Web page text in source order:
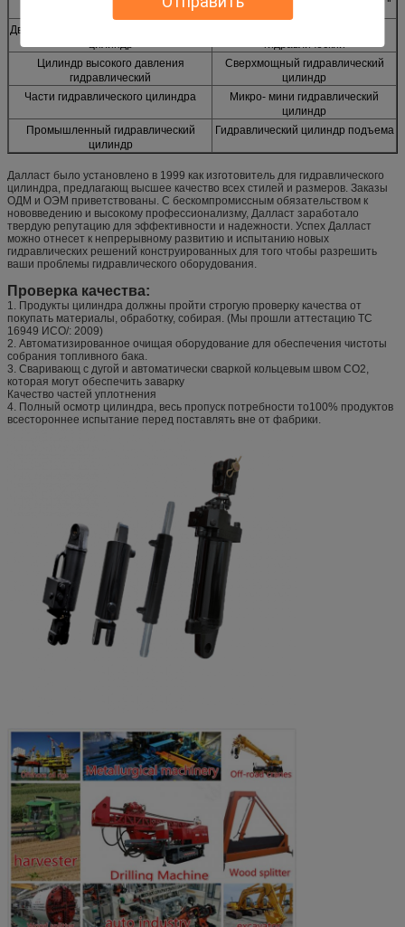
гидравлический цилиндр
Двойной действующий гидравлический
цилиндр
гидравлический
Цилиндр высокого давления
гидравлический
Сверхмощный гидравлический
цилиндр
Части гидравлического цилиндра
Микро- мини гидравлический
цилиндр
Промышленный гидравлический
цилиндр
Гидравлический цилиндр подъема
Далласт было установлено в 1999 как изготовитель для гидравлического
цилиндра, предлагающ высшее качество всех стилей и размеров. Заказы
ОДМ и ОЭМ приветствованы. С бескомпромиссным обязательством к
нововведению и высокому профессионализму, Далласт заработало
твердую репутацию для эффективности и надежности. Успех Далласт
можно отнесет к непрерывному развитию и испытанию новых
гидравлических решений конструированных для того чтобы разрешить
ваши проблемы гидравлического оборудования.
Проверка качества:
1. Продукты цилиндра должны пройти строгую проверку качества от
покупать материалы, обработку, собирая. (Мы прошли аттестацию ТС
16949 ИСО/: 2009)
2. Автоматизированное очищая оборудование для обеспечения чистоты
собрания топливного бака.
3. Сваривающ с дугой и автоматически сваркой кольцевым швом СО2,
которая могут обеспечить заварку
Качество частей уплотнения
4. Полный осмотр цилиндра, весь пропуск потребности то100% продуктов
всестороннее испытание перед поставлять вне от фабрики.